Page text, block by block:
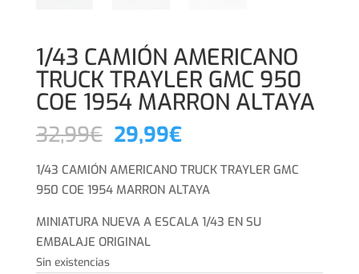
1/43 CAMIÓN AMERICANO
TRUCK TRAYLER GMC 950
COE 1954 MARRON ALTAYA
32,99€ El
original
era:
32,99€.
29,99€El
actual
es:
29,99€.
1/43 CAMIÓN AMERICANO TRUCK TRAYLER GMC
950 COE 1954 MARRON ALTAYA
MINIATURA NUEVA A ESCALA 1/43 EN SU
EMBALAJE ORIGINAL
Sin existencias